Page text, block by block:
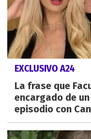
EXCLUSIVO A24
La frase que
encargado de
episodio con